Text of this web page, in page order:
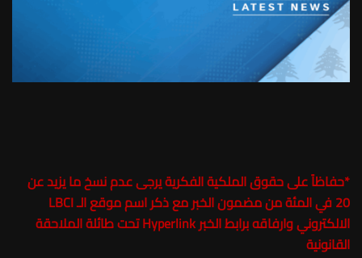
*حفاظاً على حقوق الملكية الفكرية يرجى عدم نسخ ما يزيد عن
20 في المئة من مضمون الخبر مع ذكر اسم موقع الـ LBCI
الالكتروني وارفاقه برابط الخبر Hyperlink تحت طائلة الملاحقة
القانونية